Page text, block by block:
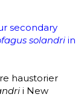
secondary
solandri in
haustorier
i New